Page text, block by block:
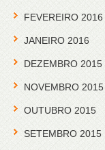
FEVEREIRO 2016
JANEIRO 2016
DEZEMBRO 2015
NOVEMBRO 2015
OUTUBRO 2015
SETEMBRO 2015